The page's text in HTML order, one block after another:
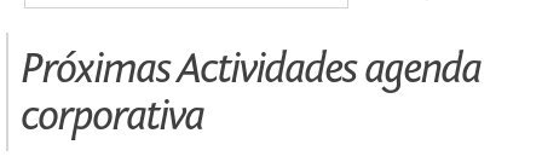
Próximas Actividades agenda
corporativa